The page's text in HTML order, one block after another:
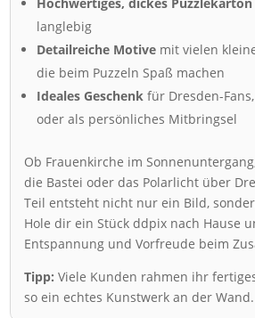
langlebig
Detailreiche Motive mit vielen
die beim Puzzeln Spaß machen
Ideales Geschenk für Dresden-
oder als persönliches Mitbringsel
Ob Frauenkirche im
die Bastei oder das Polarlicht über
Teil entsteht nicht nur ein Bild,
Hole dir ein Stück ddpix nach Hause
Entspannung und Vorfreude beim
Tipp: Viele Kunden rahmen ihr
so ein echtes Kunstwerk an der Wand.